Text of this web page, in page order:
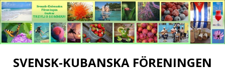
SVENSK-KUBANSKA FÖRENINGEN